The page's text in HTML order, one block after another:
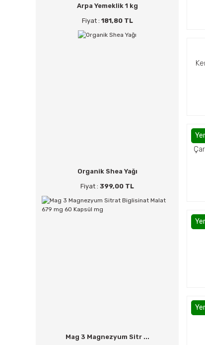
Arpa Yemeklik 1 kg
Fiyat : 181,80 TL
Organik Shea Yağı
Fiyat : 399,00 TL
Mag 3 Magnezyum Sitr ...